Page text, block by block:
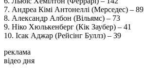
7. Андреа Кімі Антонеллі (Мерседес) – 89
8. Александр Албон (Вільямс) – 73
9. Ніко Хюлькенберг (Кік Заубер) – 41
10. Ісак Аджар (Рейсінг Буллз) – 39
реклама
відео дня